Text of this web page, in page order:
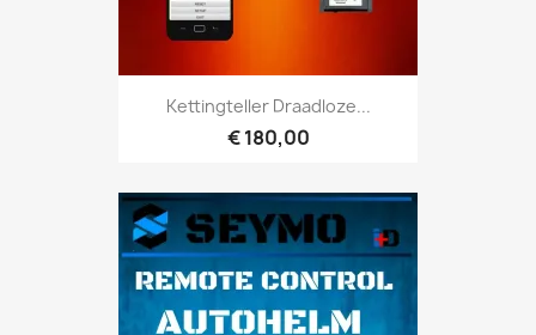
Kettingteller Draadloze...
€ 180,00